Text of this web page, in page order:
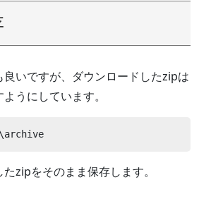
良いですが、ダウンロードしたzipは
うにしています。
zipをそのまま保存します。